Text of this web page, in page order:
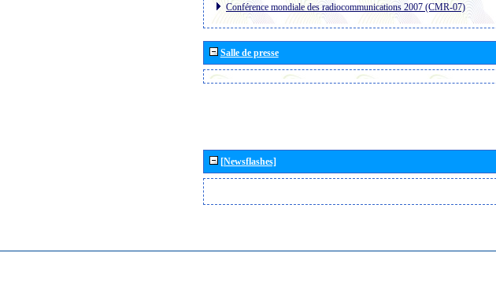
Conférence mondiale des radiocommunications 2007 (CMR-07)
Salle de presse
[Newsflashes]